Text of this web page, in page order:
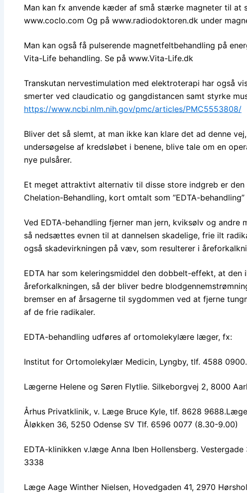
Man kan fx anvende kæder af små stærke magneter til at
www.coclo.com Og på www.radiodoktoren.dk under
Man kan også få pulserende magnetfeltbehandling på
Vita-Life behandling. Se på www.Vita-Life.dk
Transkutan nervestimulation med elektroterapi har også
smerter ved claudicatio og gangdistancen samt styrke
https://www.ncbi.nlm.nih.gov/pmc/articles/PMC5553808/
Bliver det så slemt, at man ikke kan klare det ad denne
undersøgelse af kredsløbet i benene, blive tale om en
nye pulsårer.
Et meget attraktivt alternativ til disse store indgreb er den
Chelation-Behandling, kort omtalt som ”EDTA-behandling”
Ved EDTA-behandling fjerner man jern, kviksølv og andre
så nedsættes evnen til at dannelsen skadelige, frie ilt
også skadevirkningen på væv, som resulterer i
EDTA har som keleringsmiddel den dobbelt-effekt, at den
åreforkalkningen, så der bliver bedre
bremser en af årsagerne til sygdommen ved at fjerne
af de frie radikaler.
EDTA-behandling udføres af ortomolekylære læger, fx:
Institut for Ortomolekylær Medicin, Lyngby, tlf. 4588 0900.
Lægerne Helene og Søren Flytlie. Silkeborgvej 2, 8000
Århus Privatklinik, v. Læge Bruce Kyle, tlf. 8628
Åløkken 36, 5250 Odense SV Tlf. 6596 0077 (8.30-9.00)
EDTA-klinikken v.læge Anna Iben Hollensberg.
3338
Læge Aage Winther Nielsen, Hovedgaden 41, 2970